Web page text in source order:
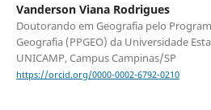
Vanderson Viana Rodrigues
Doutorando em Geografia pelo
Geografia (PPGEO) da Universidade
UNICAMP, Campus Campinas/SP
https://orcid.org/0000-0002-6792-0210